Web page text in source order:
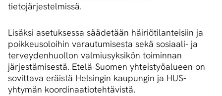
tietojärjestelmissä.
Lisäksi asetuksessa säädetään häiriötilanteisiin ja
poikkeusoloihin varautumisesta sekä sosiaali- ja
terveydenhuollon valmiusyksikön toiminnan
järjestämisestä. Etelä-Suomen yhteistyöalueen on
sovittava eräistä Helsingin kaupungin ja HUS-
yhtymän koordinaatiotehtävistä.